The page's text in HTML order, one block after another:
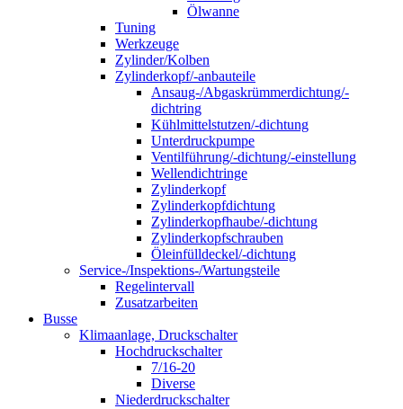
Ölwanne
Tuning
Werkzeuge
Zylinder/Kolben
Zylinderkopf/-anbauteile
Ansaug-/Abgaskrümmerdichtung/-
dichtring
Kühlmittelstutzen/-dichtung
Unterdruckpumpe
Ventilführung/-dichtung/-einstellung
Wellendichtringe
Zylinderkopf
Zylinderkopfdichtung
Zylinderkopfhaube/-dichtung
Zylinderkopfschrauben
Öleinfülldeckel/-dichtung
Service-/Inspektions-/Wartungsteile
Regelintervall
Zusatzarbeiten
Busse
Klimaanlage, Druckschalter
Hochdruckschalter
7/16-20
Diverse
Niederdruckschalter